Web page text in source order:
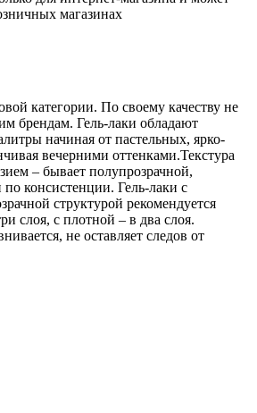
магазинах
категории. По своему качеству не
брендам. Гель-лаки обладают
начиная от пастельных, ярко-
вечерними оттенками.Текстура
– бывает полупрозрачной,
консистенции. Гель-лаки с
структурой рекомендуется
слоя, с плотной – в два слоя.
не оставляет следов от